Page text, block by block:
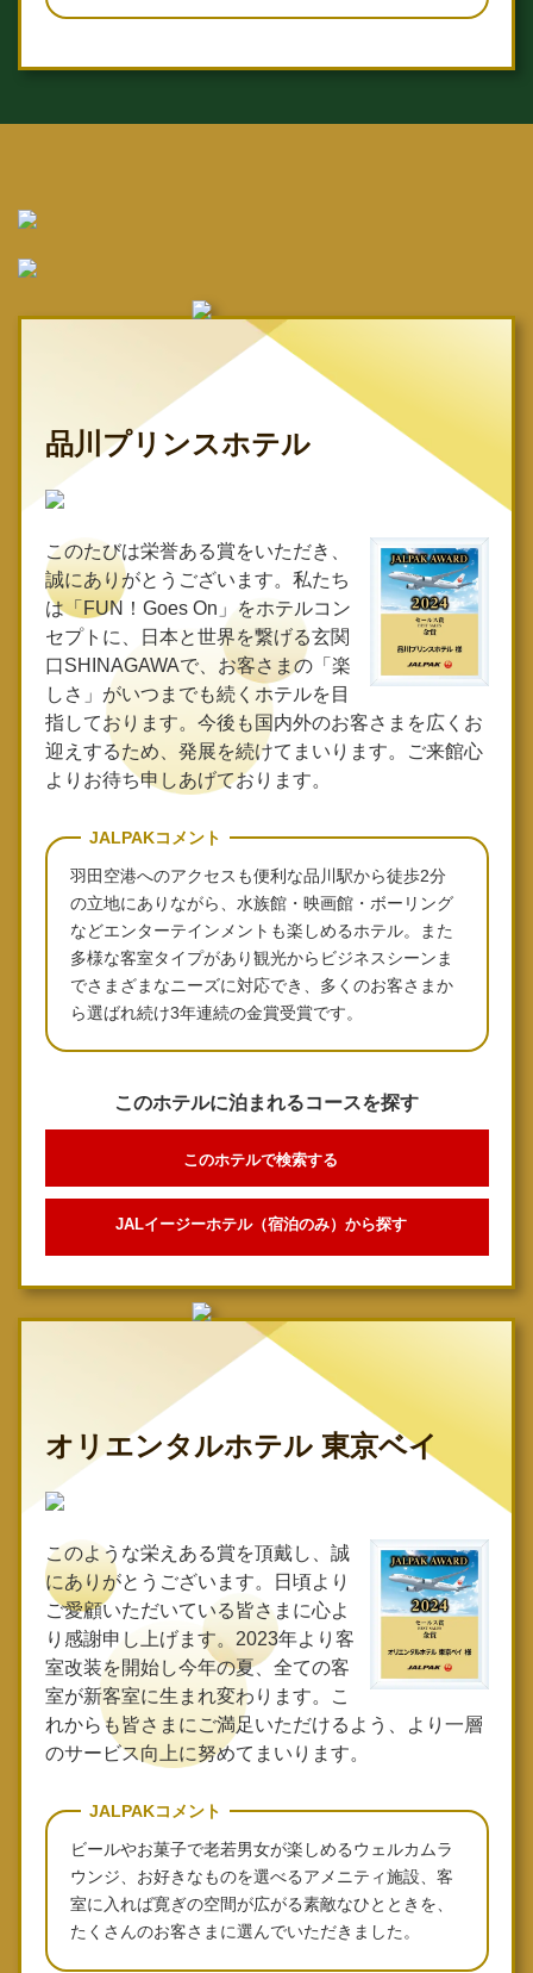
品川プリンスホテル
このたびは栄誉ある賞をいただき、
誠にありがとうございます。私たち
は「FUN！Goes On」をホテルコン
セプトに、日本と世界を繋げる玄関
口SHINAGAWAで、お客さまの「楽
しさ」がいつまでも続くホテルを目
指しております。今後も国内外のお客さまを広くお
迎えするため、発展を続けてまいります。ご来館心
よりお待ち申しあげております。
JALPAKコメント
羽田空港へのアクセスも便利な品川駅から徒歩2分
の立地にありながら、水族館・映画館・ボーリング
などエンターテインメントも楽しめるホテル。また
多様な客室タイプがあり観光からビジネスシーンま
でさまざまなニーズに対応でき、多くのお客さまか
ら選ばれ続け3年連続の金賞受賞です。
このホテルに泊まれるコースを探す
このホテルで検索する
JALイージーホテル（宿泊のみ）から探す
オリエンタルホテル 東京ベイ
このような栄えある賞を頂戴し、誠
にありがとうございます。日頃より
ご愛顧いただいている皆さまに心よ
り感謝申し上げます。2023年より客
室改装を開始し今年の夏、全ての客
室が新客室に生まれ変わります。こ
れからも皆さまにご満足いただけるよう、より一層
のサービス向上に努めてまいります。
JALPAKコメント
ビールやお菓子で老若男女が楽しめるウェルカムラ
ウンジ、お好きなものを選べるアメニティ施設、客
室に入れば寛ぎの空間が広がる素敵なひとときを、
たくさんのお客さまに選んでいただきました。